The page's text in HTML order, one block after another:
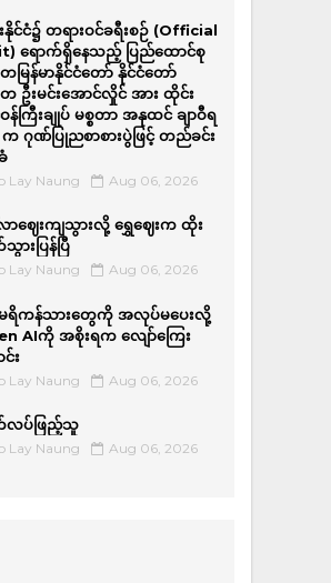
င်ငံ၌ တရားဝင်ခရီးစဉ် (Official
ရောက်ရှိနေသည့် ပြည်ထောင်စု
မြန်မာနိုင်ငံတော် နိုင်ငံတော်
ဦးမင်းအောင်လှိုင် အား ထိုင်း
န်ကြီးချုပ် မစ္စတာ အနုထင် ချာဝီရ
ဂုဏ်ပြုညစာစားပွဲဖြင့် တည်ခင်း
Lay Naung Aug 06, 2026
လာဈေးကျသွားလို့ ရွှေဈေးက ထိုး
းပြန်ပြီ
Lay Naung Aug 06, 2026
ရိကန်သားတွေကို အလုပ်မပေးလို့
AIကို အစိုးရက လျော်ကြေး
း
Lay Naung Aug 06, 2026
ပ်ဖြည့်သူ
Lay Naung Aug 06, 2026